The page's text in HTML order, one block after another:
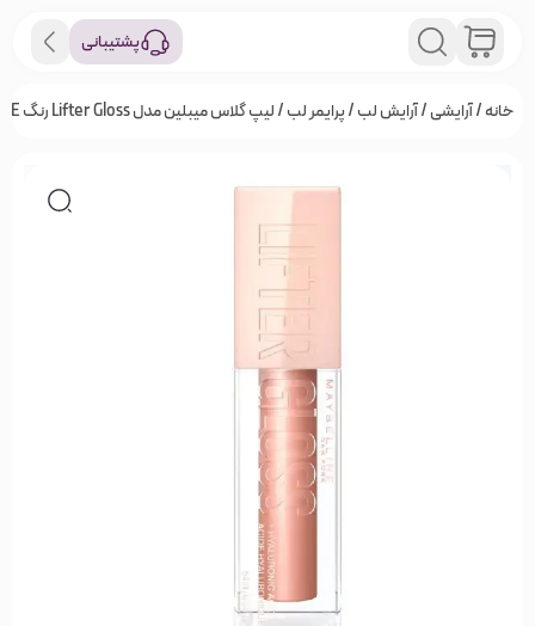
پشتیبانی
خانه/آرایشی/آرایش لب/پرایمر لب/ لیپ گلاس میبلین مدل Lifter Gloss رنگ STONE